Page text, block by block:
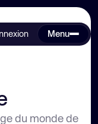
Menu
du monde de